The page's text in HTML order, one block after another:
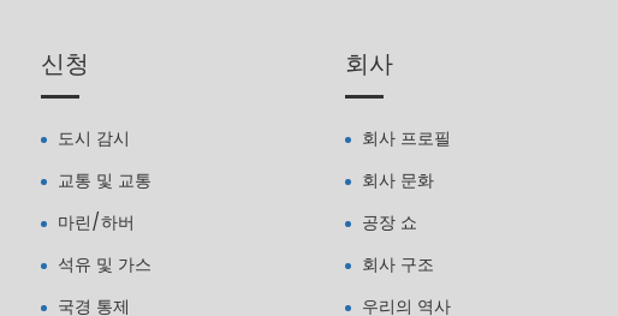
신청
도시 감시
교통 및 교통
마린/하버
석유 및 가스
국경 통제
회사
회사 프로필
회사 문화
공장 쇼
회사 구조
우리의 역사